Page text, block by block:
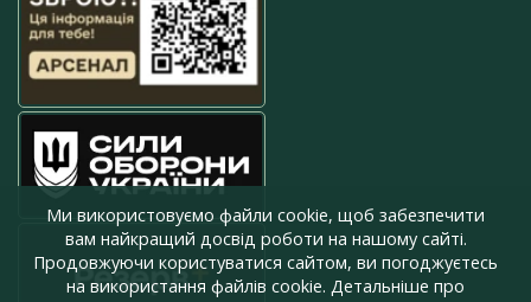
Ми використовуємо файли cookie, щоб забезпечити
вам найкращий досвід роботи на нашому сайті.
Продовжуючи користуватися сайтом, ви погоджуєтесь
на використання файлів cookie. Детальніше про